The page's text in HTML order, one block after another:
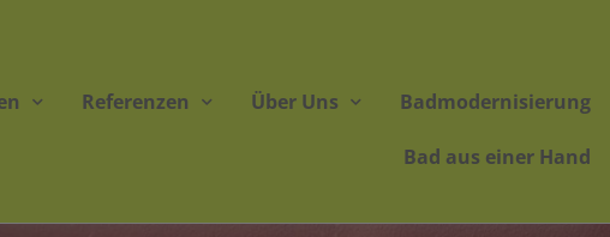
Referenzen Über Uns Badmodernisierung
Bad aus einer Hand